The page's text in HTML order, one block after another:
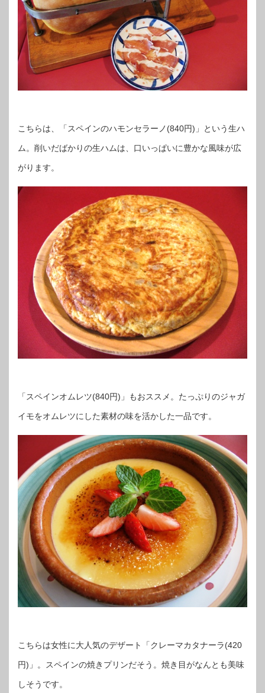
こちらは、「スペインのハモンセラーノ(840円)」という生ハ
ム。削いだばかりの生ハムは、口いっぱいに豊かな風味が広
がります。
「スペインオムレツ(840円)」もおススメ。たっぷりのジャガ
イモをオムレツにした素材の味を活かした一品です。
こちらは女性に大人気のデザート「クレーマカタナーラ(420
円)」。スペインの焼きプリンだそう。焼き目がなんとも美味
しそうです。